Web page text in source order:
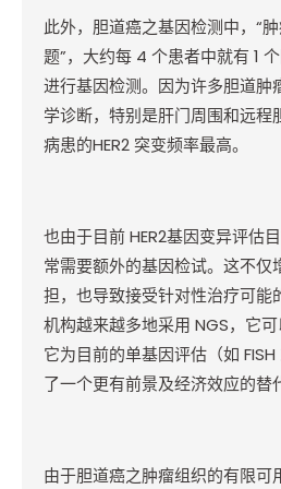
此外，胆道癌之基因检测中，“
题”，大约每 4 个患者中就有 1
进行基因检测。因为许多胆道肿
学诊断，特别是肝门周围和远程
病患的HER2突变频率最高。
也由于目前HER2基因变异评估
常需要额外的基因检试。这不仅
担，也导致接受针对性治疗可能
机构越来越多地采用 NGS，它
它为目前的单基因评估（如 FISH
了一个更有前景及经济效应的替
由于胆道癌之肿瘤组织的有限可